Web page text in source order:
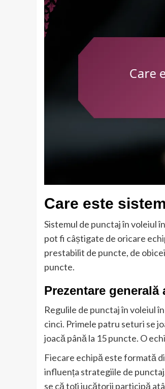
Care este
Sistemul de punctaj în voleiul
pot fi câștigate de oricare
prestabilit de puncte, de
puncte.
Prezentare
Regulile de punctaj în voleiul
cinci. Primele patru seturi se
joacă până la 15 puncte. O
Fiecare echipă este formată
influența strategiile de
se că toți jucătorii participă